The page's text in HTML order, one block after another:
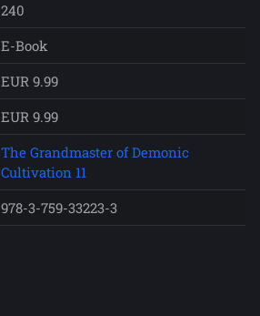
240
E-Book
EUR 9.99
EUR 9.99
The Grandmaster of Demonic
Cultivation 11
978-3-759-33223-3